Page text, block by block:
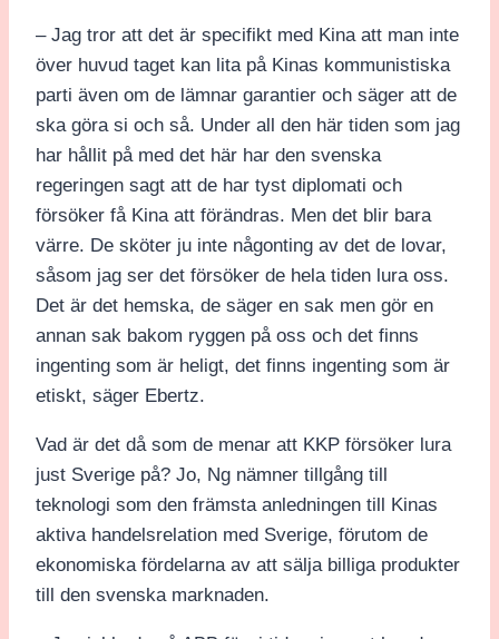
– Jag tror att det är specifikt med Kina att man inte
över huvud taget kan lita på Kinas kommunistiska
parti även om de lämnar garantier och säger att de
ska göra si och så. Under all den här tiden som jag
har hållit på med det här har den svenska
regeringen sagt att de har tyst diplomati och
försöker få Kina att förändras. Men det blir bara
värre. De sköter ju inte någonting av det de lovar,
såsom jag ser det försöker de hela tiden lura oss.
Det är det hemska, de säger en sak men gör en
annan sak bakom ryggen på oss och det finns
ingenting som är heligt, det finns ingenting som är
etiskt, säger Ebertz.
Vad är det då som de menar att KKP försöker lura
just Sverige på? Jo, Ng nämner tillgång till
teknologi som den främsta anledningen till Kinas
aktiva handelsrelation med Sverige, förutom de
ekonomiska fördelarna av att sälja billiga produkter
till den svenska marknaden.